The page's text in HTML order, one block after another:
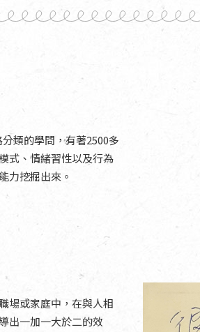
類的學問，有著2500多
式、情緒習性以及行為
力挖掘出來。
場或家庭中，在與人相
出一加一大於二的效